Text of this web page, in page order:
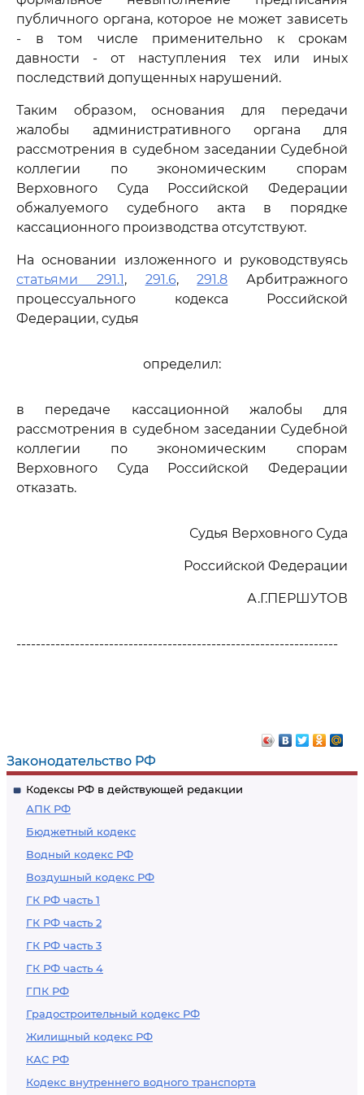
Законодательство РФ
Кодексы РФ в действующей редакции
АПК РФ
Бюджетный кодекс
Водный кодекс РФ
Воздушный кодекс РФ
ГК РФ часть 1
ГК РФ часть 2
ГК РФ часть 3
ГК РФ часть 4
ГПК РФ
Градостроительный кодекс РФ
Жилищный кодекс РФ
КАС РФ
Кодекс внутреннего водного транспорта
публичного органа, которое не может зависеть
- в том числе применительно к срокам
давности - от наступления тех или иных
последствий допущенных нарушений.
Таким образом, основания для передачи
жалобы административного органа для
рассмотрения в судебном заседании Судебной
коллегии по экономическим спорам
Верховного Суда Российской Федерации
обжалуемого судебного акта в порядке
кассационного производства отсутствуют.
На основании изложенного и руководствуясь
статьями 291.1, 291.6,291.8 Арбитражного
процессуального кодекса Российской
Федерации, судья
определил:
в передаче кассационной жалобы для
рассмотрения в судебном заседании Судебной
коллегии по экономическим спорам
Верховного Суда Российской Федерации
отказать.
Судья Верховного Суда
Российской Федерации
А.Г.ПЕРШУТОВ
------------------------------------------------------------------